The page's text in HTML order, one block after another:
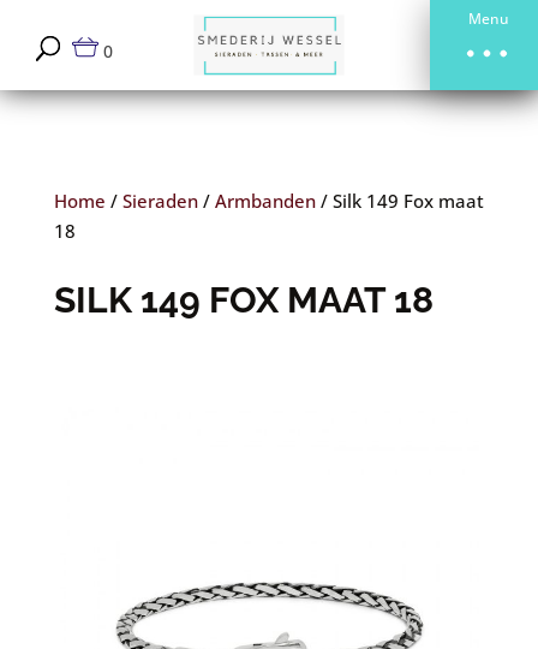
Menu
0
Home / Sieraden/ Armbanden/ Silk 149 Fox maat
18
SILK 149 FOX MAAT 18